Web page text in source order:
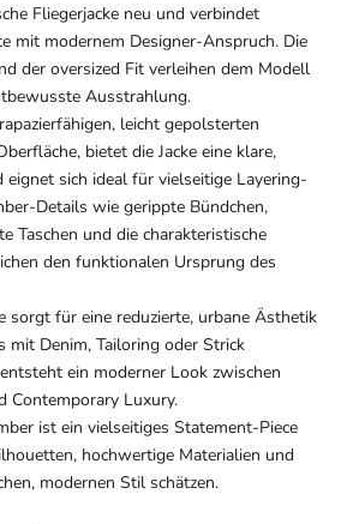
Fliegerjacke neu und verbindet
mit modernem Designer-Anspruch. Die
der oversized Fit verleihen dem Modell
Ausstrahlung.
leicht gepolsterten
bietet die Jacke eine klare,
sich ideal für vielseitige Layering-
Details wie gerippte Bündchen,
Taschen und die charakteristische
den funktionalen Ursprung des
sorgt für eine reduzierte, urbane Ästhetik
mit Denim, Tailoring oder Strick
ein moderner Look zwischen
Contemporary Luxury.
ist ein vielseitiges Statement-Piece
hochwertige Materialien und
modernen Stil schätzen.